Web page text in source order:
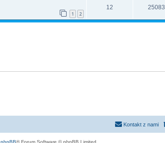
1 2
12 25083
Kontakt z nami
phpBB® Forum Software © phpBB Limited